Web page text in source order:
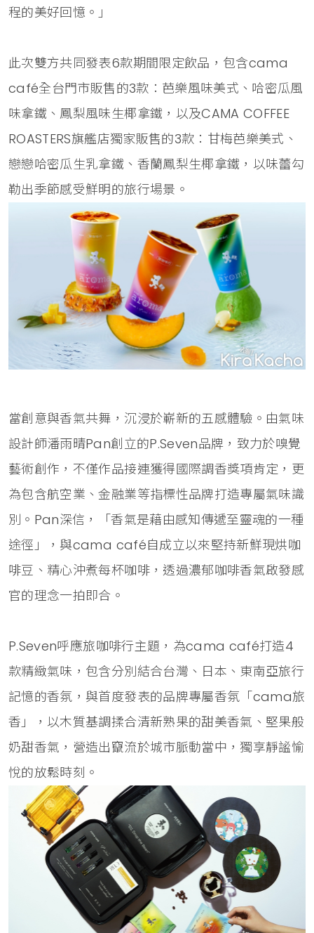
程的美好回憶。」
此次雙方共同發表6款期間限定飲品，包含cama
café全台門市販售的3款：芭樂風味美式、哈密瓜風
味拿鐵、鳳梨風味生椰拿鐵，以及CAMA COFFEE
ROASTERS旗艦店獨家販售的3款：甘梅芭樂美式、
戀戀哈密瓜生乳拿鐵、香蘭鳳梨生椰拿鐵，以味蕾勾
勒出季節感受鮮明的旅行場景。
當創意與香氣共舞，沉浸於嶄新的五感體驗。由氣味
設計師潘雨晴Pan創立的P.Seven品牌，致力於嗅覺
藝術創作，不僅作品接連獲得國際調香獎項肯定，更
為包含航空業、金融業等指標性品牌打造專屬氣味識
別。Pan深信，「香氣是藉由感知傳遞至靈魂的一種
途徑」，與cama café自成立以來堅持新鮮現烘咖
啡豆、精心沖煮每杯咖啡，透過濃郁咖啡香氣啟發感
官的理念一拍即合。
P.Seven呼應旅咖啡行主題，為cama café打造4
款精緻氣味，包含分別結合台灣、日本、東南亞旅行
記憶的香氛，與首度發表的品牌專屬香氛「cama旅
香」，以木質基調揉合清新熟果的甜美香氣、堅果般
奶甜香氣，營造出竄流於城市脈動當中，獨享靜謐愉
悅的放鬆時刻。